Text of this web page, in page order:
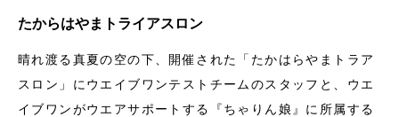
たからはやまトライアスロン
晴れ渡る真夏の空の下、開催された「たかはらやまトラア
スロン」にウエイブワンテストチームのスタッフと、ウエ
イブワンがウエアサポートする『ちゃりん娘』に所属する